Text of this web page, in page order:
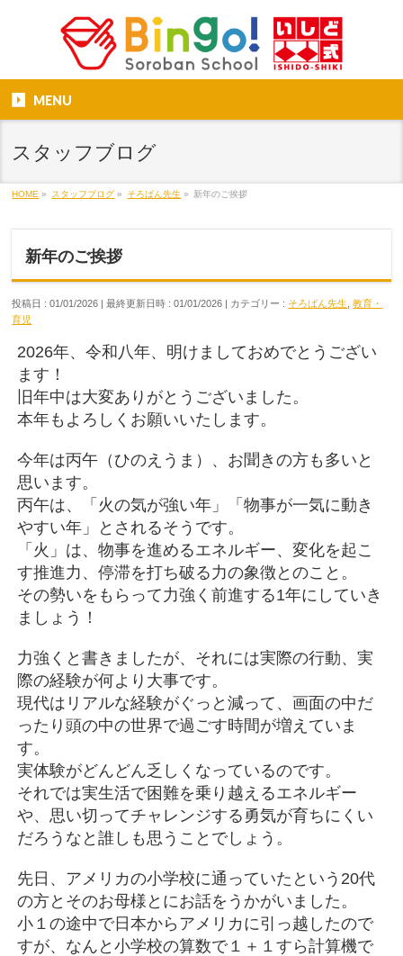
MENU
スタッフブログ
HOME » スタッフブログ » そろばん先生 » 新年のご挨拶
新年のご挨拶
投稿日 : 01/01/2026 最終更新日時 : 01/01/2026 カテゴリー : そろばん先生 ,教育・
育児
2026年、令和八年、明けましておめでとうござい
ます！
旧年中は大変ありがとうございました。
本年もよろしくお願いいたします。
今年は丙午（ひのえうま）、お聞きの方も多いと
思います。
丙午は、「火の気が強い年」「物事が一気に動き
やすい年」とされるそうです。
「火」は、物事を進めるエネルギー、変化を起こ
す推進力、停滞を打ち破る力の象徴とのこと。
その勢いをもらって力強く前進する1年にしていき
ましょう！
力強くと書きましたが、それには実際の行動、実
際の経験が何より大事です。
現代はリアルな経験がぐっと減って、画面の中だ
ったり頭の中の世界で過ごす時間が増えていま
す。
実体験がどんどん乏しくなっているのです。
それでは実生活で困難を乗り越えるエネルギー
や、思い切ってチャレンジする勇気が育ちにくい
だろうなと誰しも思うことでしょう。
先日、アメリカの小学校に通っていたという20代
の方とそのお母様とにお話をうかがいました。
小１の途中で日本からアメリカに引っ越したので
すが、なんと小学校の算数で１＋１すら計算機で